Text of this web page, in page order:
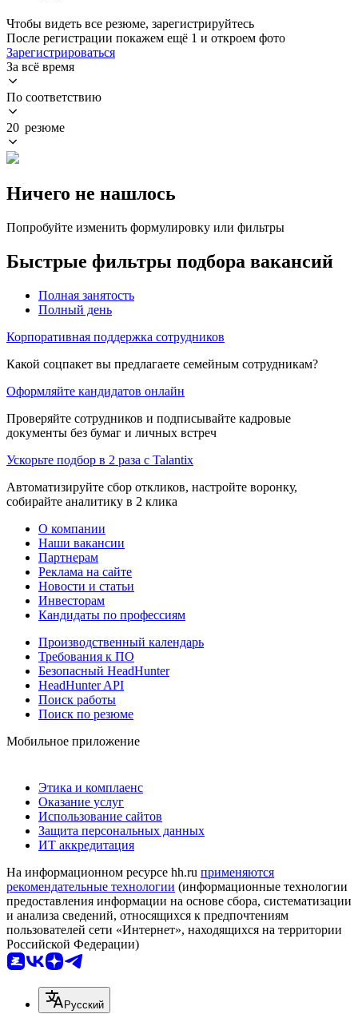
Чтобы видеть все резюме, зарегистрируйтесь
После регистрации покажем ещё 1 и откроем фото
Зарегистрироваться
За всё время
По соответствию
20 резюме
Ничего не нашлось
Попробуйте изменить формулировку или фильтры
Быстрые фильтры подбора вакансий
Полная занятость
Полный день
Корпоративная поддержка сотрудников
Какой соцпакет вы предлагаете семейным сотрудникам?
Оформляйте кандидатов онлайн
Проверяйте сотрудников и подписывайте кадровые
документы без бумаг и личных встреч
Ускорьте подбор в 2 раза с Talantix
Автоматизируйте сбор откликов, настройте воронку,
собирайте аналитику в 2 клика
О компании
Наши вакансии
Партнерам
Реклама на сайте
Новости и статьи
Инвесторам
Кандидаты по профессиям
Производственный календарь
Требования к ПО
Безопасный HeadHunter
HeadHunter API
Поиск работы
Поиск по резюме
Мобильное приложение
Этика и комплаенс
Оказание услуг
Использование сайтов
Защита персональных данных
ИТ аккредитация
На информационном ресурсе hh.ru применяются
рекомендательные технологии (информационные технологии
предоставления информации на основе сбора, систематизации
и анализа сведений, относящихся к предпочтениям
пользователей сети «Интернет», находящихся на территории
Российской Федерации)
Русский